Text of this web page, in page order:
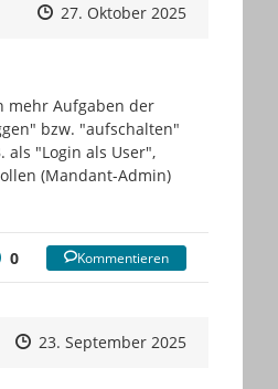
Zeitpunkt des Erstellens
Zeitpunkt des Erstellens
27. Oktober 2025Zur
mehr Aufgaben der
bzw. "aufschalten"
als "Login als User",
(Mandant-Admin)
0 Kommentieren
Zeitpunkt des Erstellens
Zeitpunkt des Erstellens
23. September 2025Zur